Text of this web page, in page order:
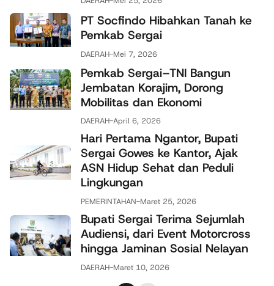
PT Socfindo Hibahkan Tanah ke
Pemkab Sergai
DAERAH-Mei 7, 2026
Pemkab Sergai–TNI Bangun
Jembatan Korajim, Dorong
Mobilitas dan Ekonomi
DAERAH-April 6, 2026
Hari Pertama Ngantor, Bupati
Sergai Gowes ke Kantor, Ajak
ASN Hidup Sehat dan Peduli
Lingkungan
PEMERINTAHAN-Maret 25, 2026
Bupati Sergai Terima Sejumlah
Audiensi, dari Event Motorcross
hingga Jaminan Sosial Nelayan
DAERAH-Maret 10, 2026